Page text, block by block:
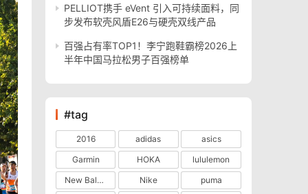
PELLIOT携手 eVent 引入可持续面料，同
步发布软壳风盾E26与硬壳双线产品
百强占有率TOP1！李宁跑鞋霸榜2026上
半年中国马拉松男子百强榜单
#tag
2016 adidas
asics
Garmin
HOKA
lululemon
New Balance
Nike
puma